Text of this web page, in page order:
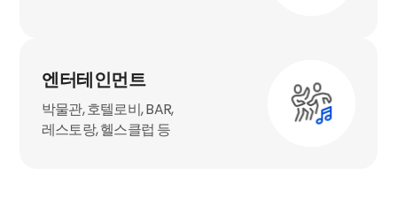
엔터테인먼트
박물관, 호텔로비, BAR,
레스토랑, 헬스클럽 등